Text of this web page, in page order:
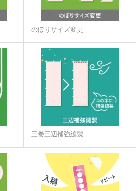
のぼりサイズ変更
三巻三辺補強縫製